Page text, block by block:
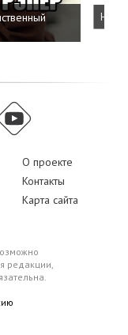
О проекте
Контакты
Карта сайта
редакции,